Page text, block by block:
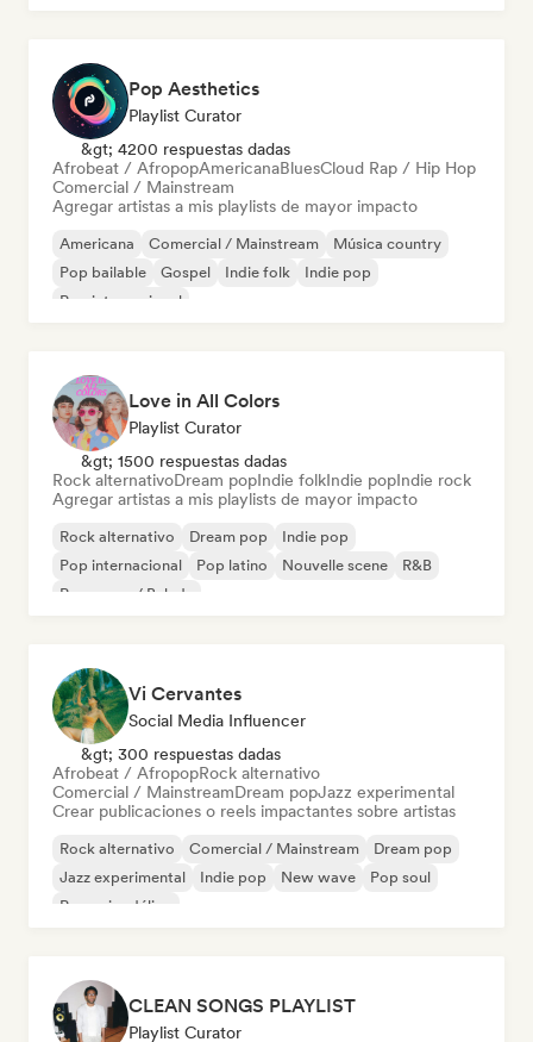
Pop Aesthetics
Playlist Curator
&gt; 4200 respuestas dadas
Afrobeat / AfropopAmericanaBluesCloud Rap / Hip Hop
Comercial / Mainstream
Agregar artistas a mis playlists de mayor impacto
Americana Comercial / Mainstream
Música country
Pop bailable
Gospel Indie folk
Indie pop
Pop internacional
Love in All Colors
Playlist Curator
&gt; 1500 respuestas dadas
Rock alternativoDream popIndie folkIndie popIndie rock
Agregar artistas a mis playlists de mayor impacto
Rock alternativo Dream pop
Indie pop
Pop internacional
Pop latino Nouvelle scene
R&B
Pop suave / Balada
Vi Cervantes
Social Media Influencer
&gt; 300 respuestas dadas
Afrobeat / AfropopRock alternativo
Comercial / MainstreamDream popJazz experimental
Crear publicaciones o reels impactantes sobre artistas
Rock alternativo Comercial / Mainstream
Dream pop
Jazz experimental
Indie pop New wave
Pop soul
Pop psicodélico
CLEAN SONGS PLAYLIST
Playlist Curator